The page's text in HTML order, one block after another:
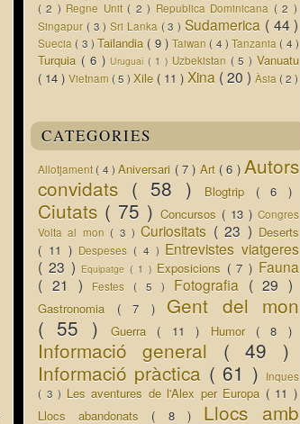
( 2 ) Regne Unit ( 2 ) Republica Dominicana ( 2 )
Singapur ( 3 )Sri Lanka ( 3 ) Sudamerica ( 44 )
Suecia ( 3 ) Tailandia ( 9 ) Taiwan ( 4 ) Tanzania ( 4 )
Turquia ( 6 ) Uruguai( 1 ) Uzbekistan ( 5 )Vanuatu
( 14 ) Vietnam ( 5 ) Xile ( 11 ) Xina ( 20 ) Àsia ( 2 )
CATEGORIES
Allotjament ( 4 )Aniversari ( 7 ) Art ( 6 )Autors
convidats ( 58 ) Blogtrip ( 6 )
Ciutats ( 75 ) Concursos ( 13 ) Congres
Volta al mon ( 3 )Curiositats ( 23 ) Deserts
( 11 ) Despeses ( 4 ) Entrevistes viatgeres
( 23 ) Equipatge( 1 ) Exposicions ( 7 ) Fauna
( 21 )
Festes ( 5 ) Fotografia ( 29 )
Gastronomia ( 7 ) Gent del mon
( 55 )Guerra ( 11 ) Humor ( 8 )
Informació general ( 49 )
Informació pràctica ( 61 )
Inques
( 3 ) Les aventures de l'Alex per Europa ( 11 )
Llocs abandonats ( 8 ) Llocs amb